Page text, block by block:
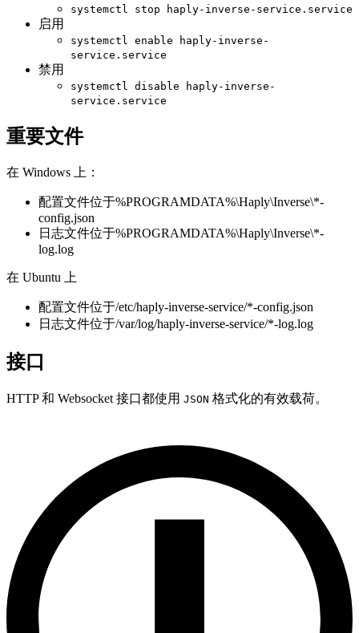
systemctl stop haply-inverse-service.service
启用
systemctl enable haply-inverse-
service.service
禁用
systemctl disable haply-inverse-
service.service
重要文件
在 Windows 上：
配置文件位于%PROGRAMDATA%\Haply\Inverse\*-
config.json
日志文件位于%PROGRAMDATA%\Haply\Inverse\*-
log.log
在 Ubuntu 上
配置文件位于/etc/haply-inverse-service/*-config.json
日志文件位于/var/log/haply-inverse-service/*-log.log
接口
HTTP 和 Websocket 接口都使用 JSON 格式化的有效载荷。